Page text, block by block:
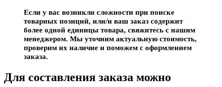
Если у вас возникли сложности при поиске
товарных позиций, или/и ваш заказ содержит
более одной единицы товара, свяжитесь с нашим
менеджером. Мы уточним актуальную стоимость,
проверим их наличие и поможем с оформлением
заказа.
Для составления заказа можно